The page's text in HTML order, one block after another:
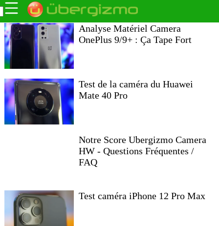
Analyse Matériel Camera
OnePlus 9/9+ : Ça Tape Fort
Test de la caméra du Huawei
Mate 40 Pro
Notre Score Ubergizmo Camera
HW - Questions Fréquentes /
FAQ
Test caméra iPhone 12 Pro Max